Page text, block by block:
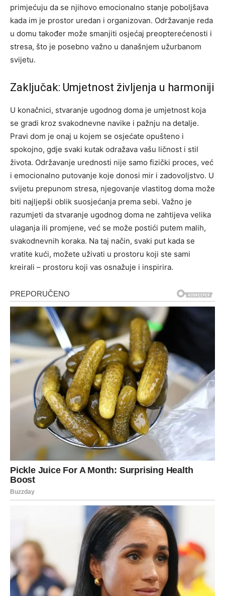
primjećuju da se njihovo emocionalno stanje poboljšava
kada im je prostor uredan i organizovan. Održavanje reda
u domu također može smanjiti osjećaj preopterećenosti i
stresa, što je posebno važno u današnjem užurbanom
svijetu.
Zaključak: Umjetnost življenja u harmoniji
U konačnici, stvaranje ugodnog doma je umjetnost koja
se gradi kroz svakodnevne navike i pažnju na detalje.
Pravi dom je onaj u kojem se osjećate opušteno i
spokojno, gdje svaki kutak odražava vašu ličnost i stil
života. Održavanje urednosti nije samo fizički proces, već
i emocionalno putovanje koje donosi mir i zadovoljstvo. U
svijetu prepunom stresa, njegovanje vlastitog doma može
biti najljepši oblik suosjećanja prema sebi. Važno je
razumjeti da stvaranje ugodnog doma ne zahtijeva velika
ulaganja ili promjene, već se može postići putem malih,
svakodnevnih koraka. Na taj način, svaki put kada se
vratite kući, možete uživati u prostoru koji ste sami
kreirali – prostoru koji vas osnažuje i inspirira.